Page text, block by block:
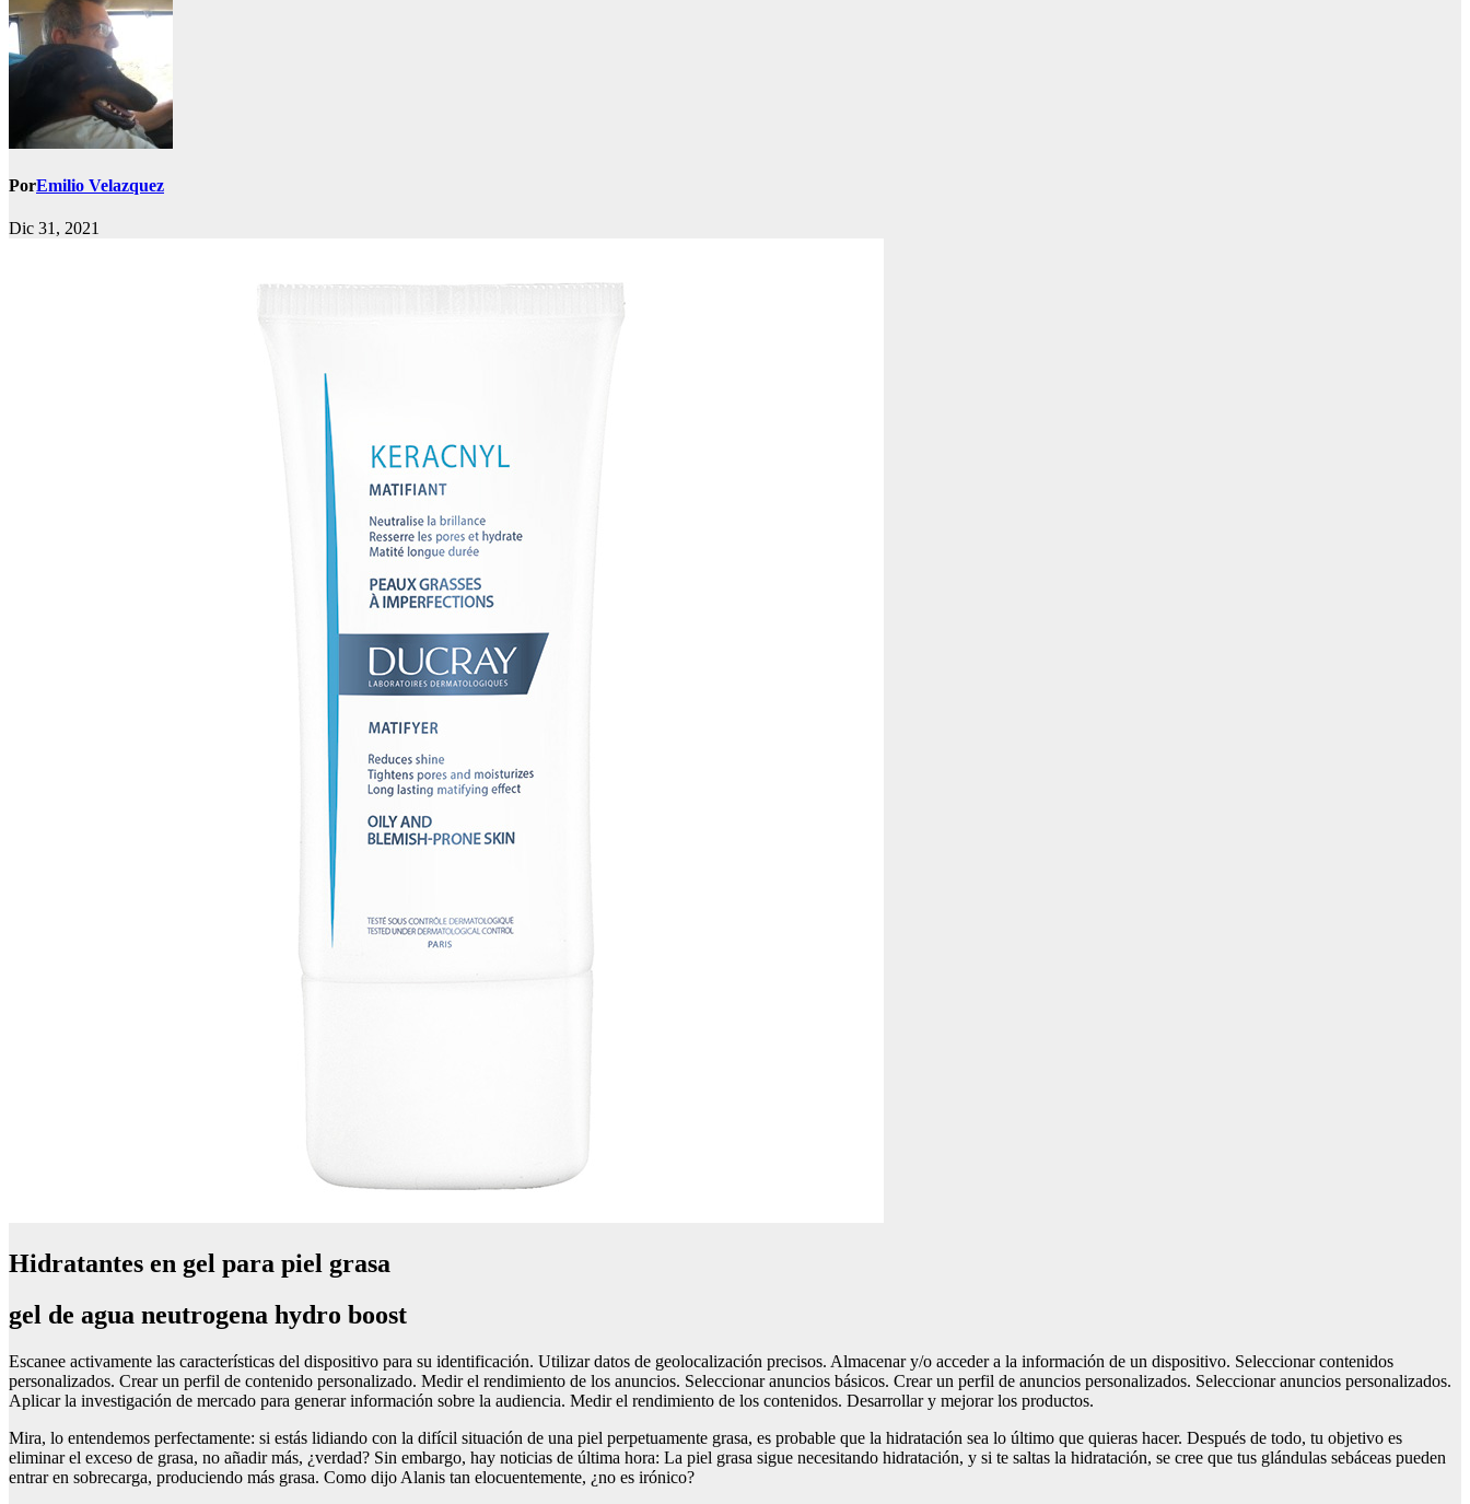
PorEmilio Velazquez
Dic 31, 2021
Hidratantes en gel para piel grasa
gel de agua neutrogena hydro boost
Escanee activamente las características del dispositivo para su identificación. Utilizar datos de geolocalización precisos. Almacenar y/o acceder a la información de un dispositivo. Seleccionar contenidos
personalizados. Crear un perfil de contenido personalizado. Medir el rendimiento de los anuncios. Seleccionar anuncios básicos. Crear un perfil de anuncios personalizados. Seleccionar anuncios personalizados.
Aplicar la investigación de mercado para generar información sobre la audiencia. Medir el rendimiento de los contenidos. Desarrollar y mejorar los productos.
Mira, lo entendemos perfectamente: si estás lidiando con la difícil situación de una piel perpetuamente grasa, es probable que la hidratación sea lo último que quieras hacer. Después de todo, tu objetivo es
eliminar el exceso de grasa, no añadir más, ¿verdad? Sin embargo, hay noticias de última hora: La piel grasa sigue necesitando hidratación, y si te saltas la hidratación, se cree que tus glándulas sebáceas pueden
entrar en sobrecarga, produciendo más grasa. Como dijo Alanis tan elocuentemente, ¿no es irónico?